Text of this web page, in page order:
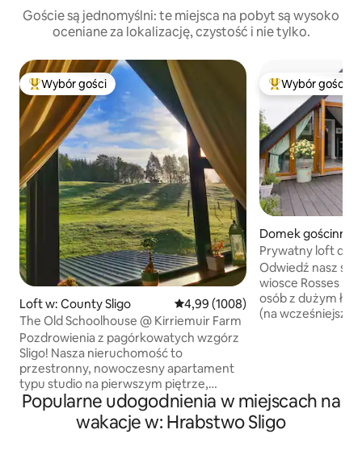
Goście są jednomyślni: te miejsca na pobyt są wysoko
oceniane za lokalizację, czystość i nie tylko.
Najpopularniejsze z kategorii Wybór gości
Wybór gości
Loft w: County Sligo Średnia ocena: 4,99 na 5, liczba
4,99 (1008)
The Old Schoolhouse @ Kirriemuir Farm
Pozdrowienia z pagórkowatych wzgórz
Sligo! Nasza nieruchomość to
przestronny, nowoczesny apartament
typu studio na pierwszym piętrze,
sąsiadujący z naszym domem
rodzinnym. Jest w pełni umeblowane
zgodnie z wysokim standardem i
Wybór gości
Domek gościnny
Point
Prywatny loft dla
wejściem
Odwiedź nasz
wiosce Rosses
osób z dużym
(na wcześniejszą
zaledwie 5 minut
sklepu, pubów i
wszystko, czego
wyciągnięcie
Popularne udogodnienia w miejscach na
wakacje w: Hrabstwo Sligo